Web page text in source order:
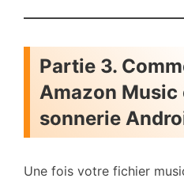
Partie 3.
Amazon Music
sonnerie
Une fois votre fichier